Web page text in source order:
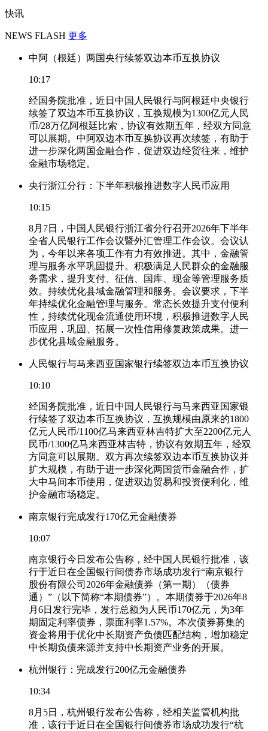
快讯
NEWS FLASH 更多
中阿（根廷）两国央行续签双边本币互换协议
10:17
经国务院批准，近日中国人民银行与阿根廷中央银行
续签了双边本币互换协议，互换规模为1300亿元人民
币/28万亿阿根廷比索，协议有效期五年，经双方同意
可以展期。中阿双边本币互换协议再次续签，有助于
进一步深化两国金融合作，促进双边经贸往来，维护
金融市场稳定。
央行浙江分行：下半年积极推进数字人民币应用
10:15
8月7日，中国人民银行浙江省分行召开2026年下半年
全省人民银行工作会议暨外汇管理工作会议。会议认
为，今年以来各项工作有力有效推进。其中，金融管
理与服务水平巩固提升。积极满足人民群众的金融服
务需求，提升支付、征信、国库、现金等管理服务质
效。持续优化县域金融管理和服务。会议要求，下半
年持续优化金融管理与服务。常态长效提升支付便利
性，持续优化现金流通使用环境，积极推进数字人民
币应用，巩固、拓展一次性信用修复政策成果。进一
步优化县域金融服务。
人民银行与马来西亚国家银行续签双边本币互换协议
10:10
经国务院批准，近日中国人民银行与马来西亚国家银
行续签了双边本币互换协议，互换规模由原来的1800
亿元人民币/1100亿马来西亚林吉特扩大至2200亿元人
民币/1300亿马来西亚林吉特，协议有效期五年，经双
方同意可以展期。双方再次续签双边本币互换协议并
扩大规模，有助于进一步深化两国货币金融合作，扩
大中马间本币使用，促进双边贸易和投资便利化，维
护金融市场稳定。
南京银行完成发行170亿元金融债券
10:07
南京银行今日发布公告称，经中国人民银行批准，该
行于近日在全国银行间债券市场成功发行“南京银行
股份有限公司2026年金融债券（第一期）（债券
通）”（以下简称“本期债券”）。本期债券于2026年8
月6日发行完毕，发行总额为人民币170亿元，为3年
期固定利率债券，票面利率1.57%。本次债券募集的
资金将用于优化中长期资产负债匹配结构，增加稳定
中长期负债来源并支持中长期资产业务的开展。
杭州银行：完成发行200亿元金融债券
10:34
8月5日，杭州银行发布公告称，经相关监管机构批
准，该行于近日在全国银行间债券市场成功发行“杭